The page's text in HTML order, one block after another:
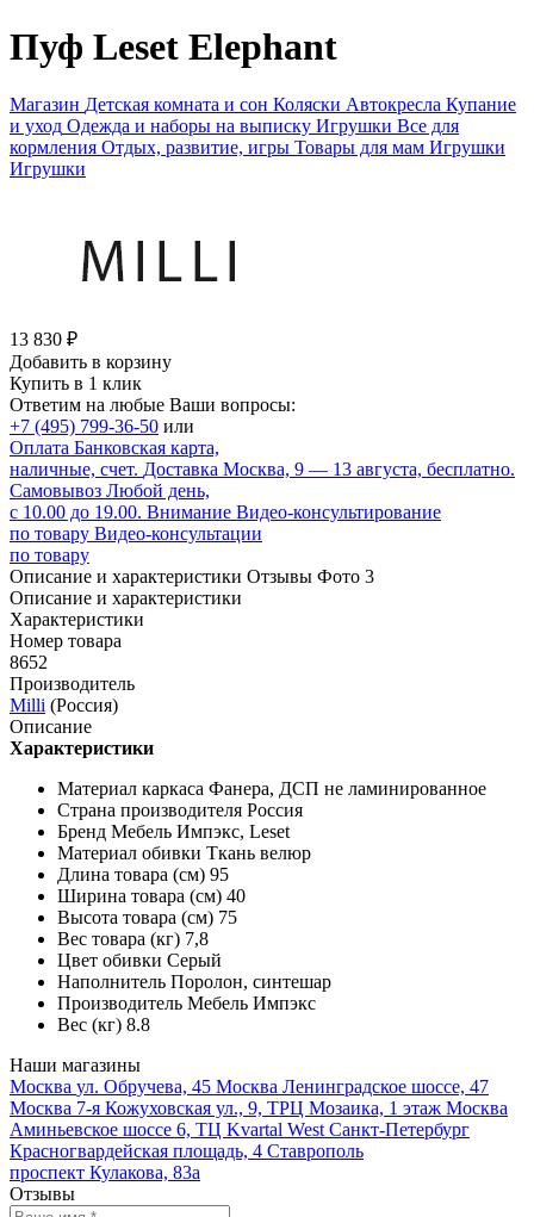
Пуф Leset Elephant
Магазин Детская комната и сон Коляски Автокресла Купание
и уход Одежда и наборы на выписку Игрушки Все для
кормления Отдых, развитие, игры Товары для мам Игрушки
Игрушки
13 830 ₽
Добавить в корзину
Купить в 1 клик
Ответим на любые Ваши вопросы:
+7 (495) 799-36-50 или
Оплата Банковская карта,
наличные, счет. Доставка Москва, 9 — 13 августа, бесплатно.
Самовывоз Любой день,
с 10.00 до 19.00. Внимание Видео-консультирование
по товару Видео-консультации
по товару
Описание и характеристики Отзывы Фото 3
Описание и характеристики
Характеристики
Номер товара
8652
Производитель
Milli (Россия)
Описание
Характеристики
Материал каркаса Фанера, ДСП не ламинированное
Страна производителя Россия
Бренд Мебель Импэкс, Leset
Материал обивки Ткань велюр
Длина товара (см) 95
Ширина товара (см) 40
Высота товара (см) 75
Вес товара (кг) 7,8
Цвет обивки Серый
Наполнитель Поролон, синтешар
Производитель Мебель Импэкс
Вес (кг) 8.8
Наши магазины
Москва ул. Обручева, 45 Москва Ленинградское шоссе, 47
Москва 7-я Кожуховская ул., 9, ТРЦ Мозаика, 1 этаж Москва
Аминьевское шоссе 6, ТЦ Kvartal West Санкт-Петербург
Красногвардейская площадь, 4 Ставрополь
проспект Кулакова, 83а
Отзывы